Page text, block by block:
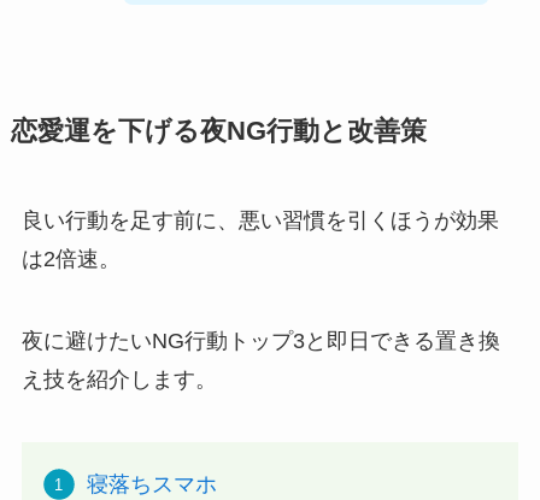
恋愛運を下げる夜NG行動と改善策
良い行動を足す前に、悪い習慣を引くほうが効果
は2倍速。
夜に避けたいNG行動トップ3と即日できる置き換
え技を紹介します。
寝落ちスマホ